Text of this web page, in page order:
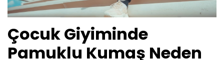
Çocuk Giyiminde
Pamuklu Kumaş Neden